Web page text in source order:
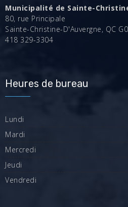
Municipalité de Sainte-
80, rue Principale
Sainte-Christine-D'Auvergne, QC
418 329-3304
Heures de bureau
Lundi
Mardi
Mercredi
Jeudi
Vendredi